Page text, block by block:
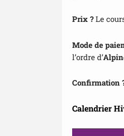
Prix ? Le
Mode de
l’ordre d’
Confirmation
Calendrier